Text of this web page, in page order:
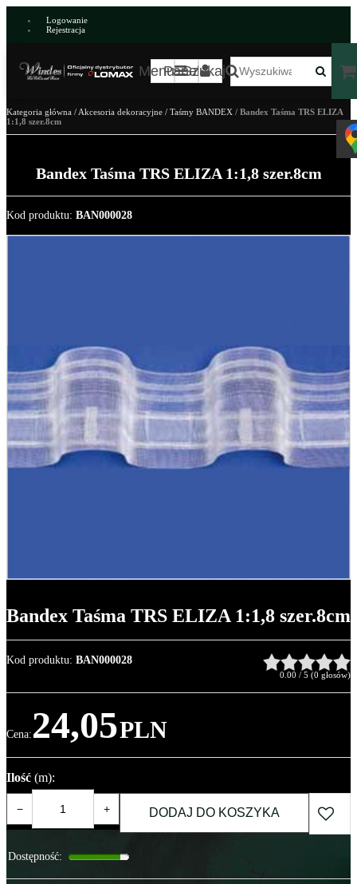
Logowanie
Rejestracja
MenuPanelSzukaj
Kategoria główna / Akcesoria dekoracyjne / Taśmy BANDEX / Bandex Taśma TRS ELIZA
1:1,8 szer.8cm
Bandex Taśma TRS ELIZA 1:1,8 szer.8cm
Kod produktu: BAN000028
Bandex Taśma TRS ELIZA 1:1,8 szer.8cm
Kod produktu: BAN000028
0.00 / 5 (0 głosów)
Cena: 24,05PLN
Ilość (m):
− + DODAJ DO KOSZYKA
Dostępność: